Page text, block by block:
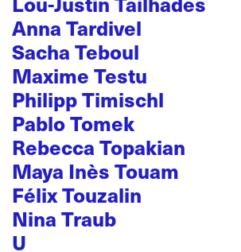
Anna Tardivel
Sacha Teboul
Maxime Testu
Philipp Timischl
Pablo Tomek
Rebecca Topakian
Maya Inès Touam
Félix Touzalin
Nina Traub
U